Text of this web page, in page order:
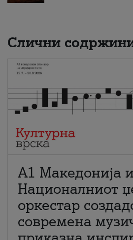
Слични
А1 Македонија и
Националниот
оркестар
современа